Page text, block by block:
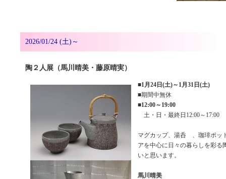
2026/01/24 (土)～
陶２人展（馬川晴美・藤原晴実）
■1月24日(土)～1月31日(土)
■期間中無休
■12:00～19:00
土・日・最終日12:00～17:00
マグカップ、湯呑 、珈琲ポッ
アを中心に日々の暮らしを彩る
いと思います。
馬川晴美